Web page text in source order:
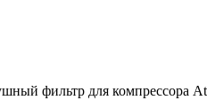
фильтр для компрессора